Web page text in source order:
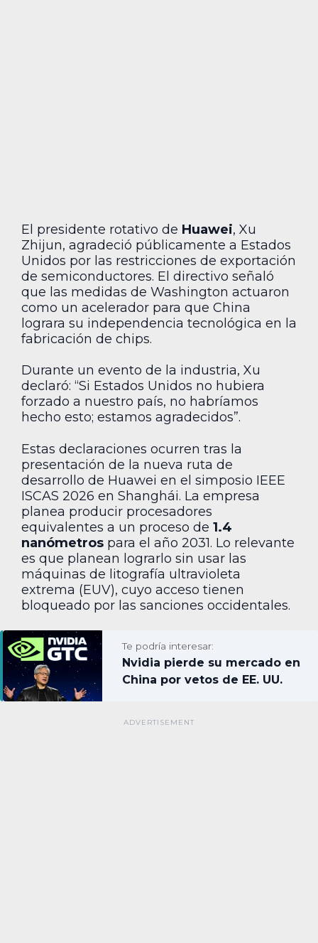
El presidente rotativo de Huawei, Xu
Zhijun, agradeció públicamente a Estados
Unidos por las restricciones de exportación
de semiconductores. El directivo señaló
que las medidas de Washington actuaron
como un acelerador para que China
lograra su independencia tecnológica en la
fabricación de chips.
Durante un evento de la industria, Xu
declaró: “Si Estados Unidos no hubiera
forzado a nuestro país, no habríamos
hecho esto; estamos agradecidos”.
Estas declaraciones ocurren tras la
presentación de la nueva ruta de
desarrollo de Huawei en el simposio IEEE
ISCAS 2026 en Shanghái. La empresa
planea producir procesadores
equivalentes a un proceso de 1.4
nanómetros para el año 2031. Lo relevante
es que planean lograrlo sin usar las
máquinas de litografía ultravioleta
extrema (EUV), cuyo acceso tienen
bloqueado por las sanciones occidentales.
Te podría interesar:
Nvidia pierde su mercado en
China por vetos de EE. UU.